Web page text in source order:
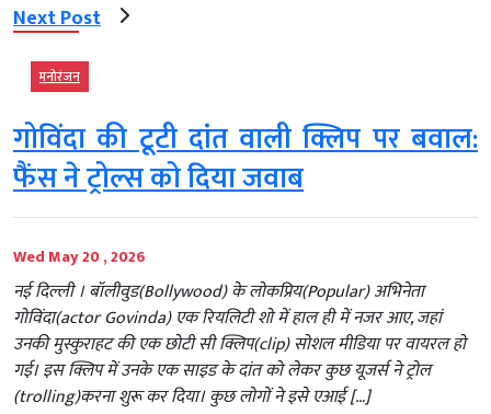
Next Post
मनोरंजन
गोविंदा की टूटी दांत वाली क्लिप पर बवाल:
फैंस ने ट्रोल्स को दिया जवाब
Wed May 20 , 2026
नई दिल्ली । बॉलीवुड(Bollywood) के लोकप्रिय(Popular) अभिनेता
गोविंदा(actor Govinda) एक रियलिटी शो में हाल ही में नजर आए, जहां
उनकी मुस्कुराहट की एक छोटी सी क्लिप(clip) सोशल मीडिया पर वायरल हो
गई। इस क्लिप में उनके एक साइड के दांत को लेकर कुछ यूजर्स ने ट्रोल
(trolling)करना शुरू कर दिया। कुछ लोगों ने इसे एआई […]